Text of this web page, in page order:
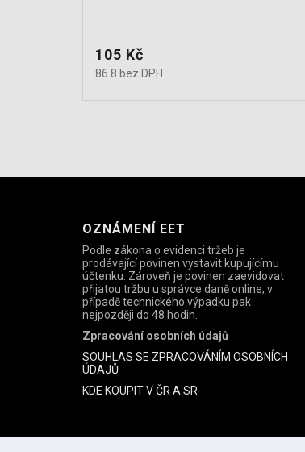
Cena
105 Kč
86.8 bez DPH
OZNÁMENÍ EET
Podle zákona o evidenci tržeb je
prodávající povinen vystavit kupujícímu
účtenku. Zároveň je povinen zaevidovat
přijatou tržbu u správce daně online; v
případě technického výpadku pak
nejpozději do 48 hodin.
Zpracování osobních údajů
SOUHLAS SE ZPRACOVÁNÍM OSOBNÍCH
ÚDAJŮ
KDE KOUPIT V ČR A SR